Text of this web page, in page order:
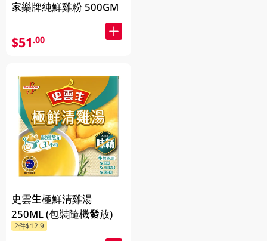
家樂牌純鮮雞粉 500GM
$51.00
史雲生極鮮清雞湯
250ML (包裝隨機發放)
2件$12.9